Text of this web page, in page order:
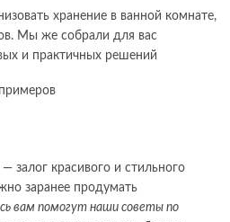
хранение в ванной комнате,
Мы же собрали для вас
и практичных решений
залог красивого и стильного
заранее продумать
вам помогут наши советы по